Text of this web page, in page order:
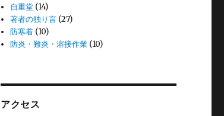
自重堂 (14)
著者の独り言 (27)
防寒着 (10)
防炎・難炎・溶接作業 (10)
アクセス